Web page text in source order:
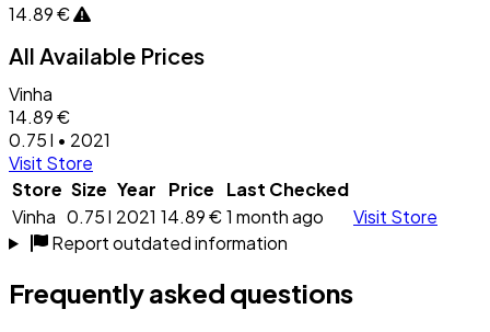
14.89 €
All Available Prices
Vinha
14.89 €
0.75 l • 2021
Visit Store
Store Size Year Price
Last Checked
Vinha 0.75 l 2021 14.89 €1 month ago
Visit Store
Report outdated information
Frequently asked questions